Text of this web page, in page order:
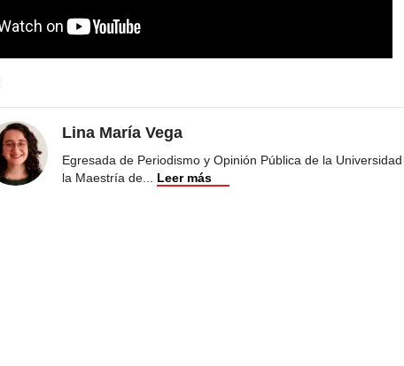
Lina María Vega
Egresada de Periodismo y Opinión Pública de la
la Maestría de... Leer más